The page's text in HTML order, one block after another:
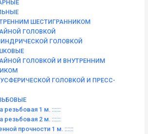
ШЕСТИГРАННИКОМ
ГОЛОВКОЙ
ГОЛОВКОЙ
ГОЛОВКОЙ И ВНУТРЕННИМ
ГОЛОВКОЙ И ПРЕСС-
резьбовая 1 м. ::::::
резьбовая 2 м. ::::::
прочности 1 м. ::::::